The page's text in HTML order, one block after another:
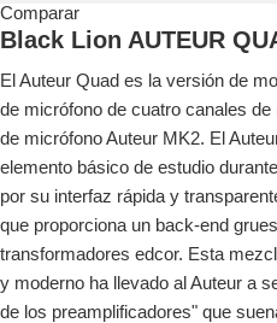
Comparar
Black Lion AUTEUR
El Auteur Quad es la versión de
de micrófono de cuatro canales
de micrófono Auteur MK2. El
elemento básico de estudio
por su interfaz rápida y
que proporciona un back-end
transformadores edcor. Esta
y moderno ha llevado al Auteur a
de los preamplificadores" que